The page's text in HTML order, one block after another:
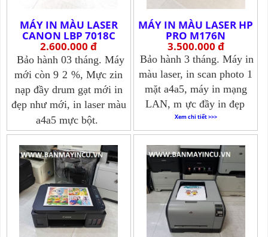
MÁY IN MÀU LASER
CANON LBP 7018C
2.600.000 đ
Bảo hành 03 tháng. Máy
mới còn 9 2 %, Mực zin
nạp đầy drum gạt mới in
đẹp như mới, in laser màu
a4a5 mực bột.
Xem chi tiết >>>
MÁY IN MÀU LASER HP
PRO M176N
3.500.000 đ
Bảo hành 3 tháng. Máy in
màu laser, in scan photo 1
mặt a4a5, máy in mạng
LAN, m ực đầy in đẹp
Xem chi tiết >>>